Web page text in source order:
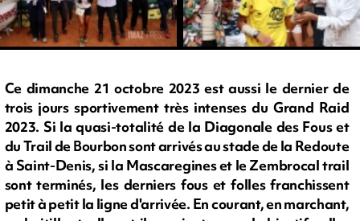
Ce dimanche 21 octobre 2023 est aussi le dernier de
trois jours sportivement très intenses du Grand Raid
2023. Si la quasi-totalité de la Diagonale des Fous et
du Trail de Bourbon sont arrivés au stade de la Redoute
à Saint-Denis, si la Mascaregines et le Zembrocal trail
sont terminés, les derniers fous et folles franchissent
petit à petit la ligne d'arrivée. En courant, en marchant,